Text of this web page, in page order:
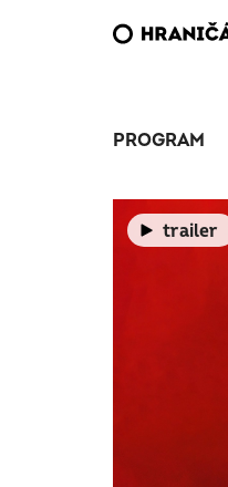
PROGRAM
trailer